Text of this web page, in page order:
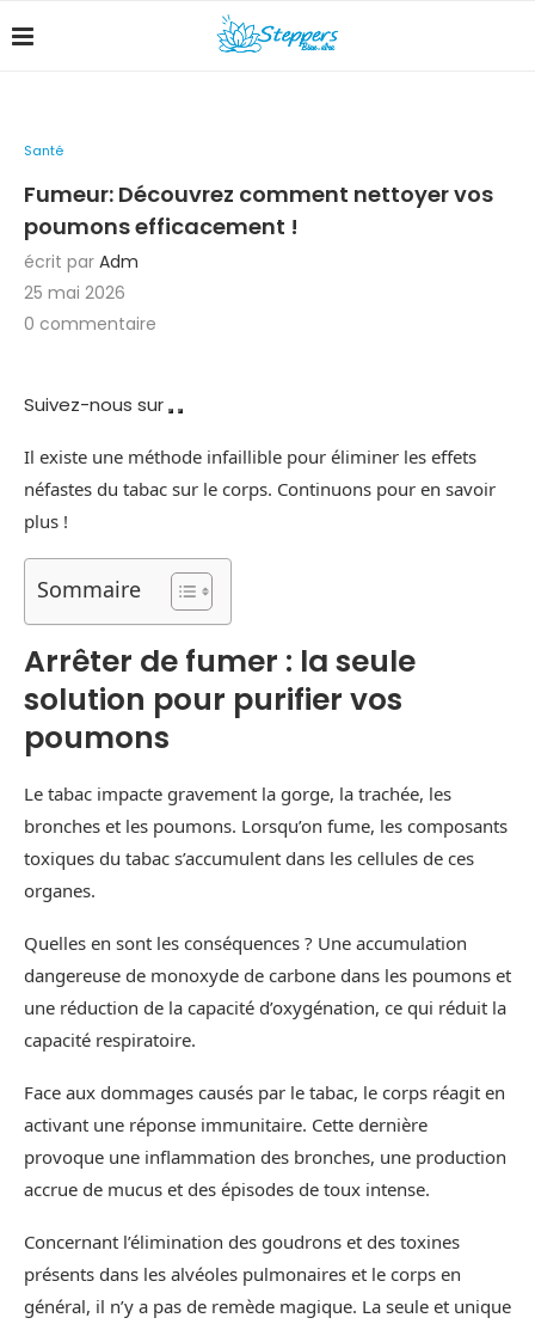
Santé
Fumeur: Découvrez comment nettoyer vos
poumons efficacement !
écrit par Adm
25 mai 2026
0 commentaire
Suivez-nous sur
Il existe une méthode infaillible pour éliminer les effets
néfastes du tabac sur le corps. Continuons pour en savoir
plus !
Sommaire
Arrêter de fumer : la seule
solution pour purifier vos
poumons
Le tabac impacte gravement la gorge, la trachée, les
bronches et les poumons. Lorsqu’on fume, les composants
toxiques du tabac s’accumulent dans les cellules de ces
organes.
Quelles en sont les conséquences ? Une accumulation
dangereuse de monoxyde de carbone dans les poumons et
une réduction de la capacité d’oxygénation, ce qui réduit la
capacité respiratoire.
Face aux dommages causés par le tabac, le corps réagit en
activant une réponse immunitaire. Cette dernière
provoque une inflammation des bronches, une production
accrue de mucus et des épisodes de toux intense.
Concernant l’élimination des goudrons et des toxines
présents dans les alvéoles pulmonaires et le corps en
général, il n’y a pas de remède magique. La seule et unique